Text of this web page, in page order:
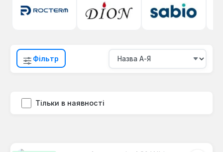
Фільтр
Тільки в наявності